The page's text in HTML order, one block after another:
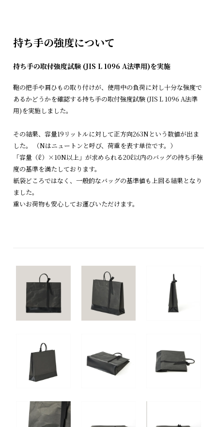
持ち手の強度について
持ち手の取付強度試験 (JIS L 1096 A法準用)を実施
鞄の把手や肩ひもの取り付けが、使用中の負荷に対し十分な強度で
あるかどうかを確認する持ち手の取付強度試験 (JIS L 1096 A法準
用)を実施しました。
その結果、容量19リットルに対して正方向263Nという数値が出ま
した。 （Nはニュートンと呼び、荷重を表す単位です。）
「容量（ℓ）×10N以上」が求められる20ℓ以内のバッグの持ち手強
度の基準を満たしております。
紙袋どころではなく、一般的なバッグの基準値も上回る結果となり
ました。
重いお荷物も安心してお運びいただけます。